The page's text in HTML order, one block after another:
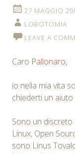
27 MAGGIO
LOBOTOMIA
LEAVE A
Caro Pallonaro,
io nella mia vita
chiederti un aiuto
Sono un discreto
Linux, Open
sono Linus